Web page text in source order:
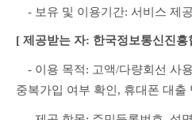
- 보유 및 이용기간: 서비스 제
[ 제공받는 자: 한국정보통신진
- 이용 목적: 고액/다량회선 사
중복가입 여부 확인, 휴대폰 대출